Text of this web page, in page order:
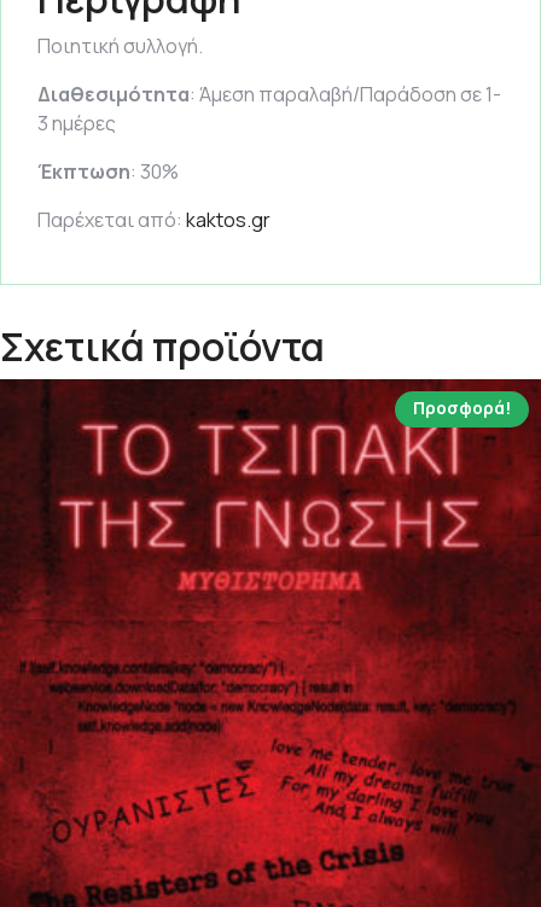
Ποιητική συλλογή.
Διαθεσιμότητα: Άμεση παραλαβή/Παράδοση σε 1-
3 ημέρες
Έκπτωση: 30%
Παρέχεται από: kaktos.gr
Σχετικά προϊόντα
Προσφορά!